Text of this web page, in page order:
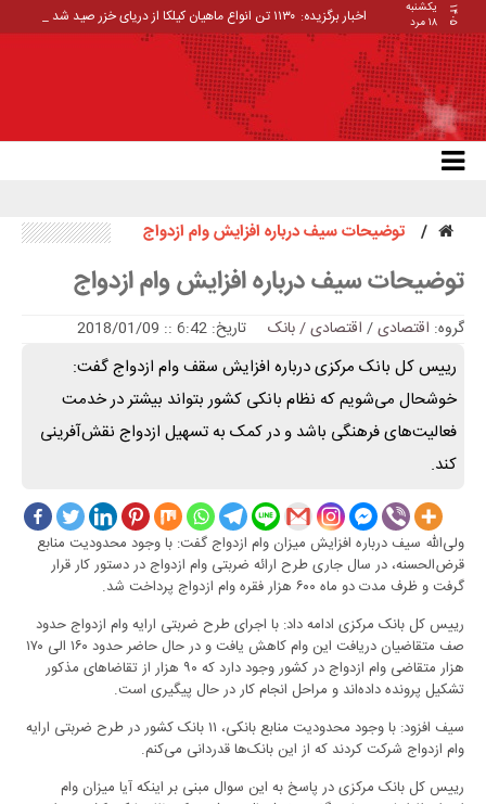
۱۴۰۵
یکشنبه
۱۸ مرد
اخبار برگزیده: ۱۱۳۰ تن انواع ماهیان کیلکا از دریای خزر صید شد
توضیحات سیف درباره افزایش وام ازدواج
توضیحات سیف درباره افزایش وام ازدواج
گروه: اقتصادی/ اقتصادی / بانک تاریخ: 6:42 :: 2018/01/09
رییس کل بانک مرکزی درباره افزایش سقف وام ازدواج گفت:
خوشحال می‌شویم که نظام بانکی کشور بتواند بیشتر در خدمت
فعالیت‌های فرهنگی باشد و در کمک به تسهیل ازدواج نقش‌آفرینی
کند.
ولی‌الله سیف درباره افزایش میزان وام ازدواج گفت: با وجود محدودیت منابع
قرض‌الحسنه، در سال جاری طرح ارائه ضربتی وام ازدواج در دستور کار قرار
گرفت و ظرف مدت دو ماه ۶۰۰ هزار فقره وام ازدواج پرداخت شد.
رییس کل بانک مرکزی ادامه داد: با اجرای طرح ضربتی ارایه وام ازدواج حدود
صف متقاضیان دریافت این وام کاهش یافت و در حال حاضر حدود ۱۶۰ الی ۱۷۰
هزار متقاضی وام ازدواج در کشور وجود دارد که ۹۰ هزار از تقاضاهای مذکور
تشکیل پرونده داده‌اند و مراحل انجام کار در حال پیگیری است.
سیف افزود: با وجود محدودیت منابع بانکی، ۱۱ بانک کشور در طرح ضربتی ارایه
وام ازدواج شرکت کردند که از این بانک‌ها قدردانی می‌کنم.
رییس کل بانک مرکزی در پاسخ به این سوال مبنی بر اینکه آیا میزان وام